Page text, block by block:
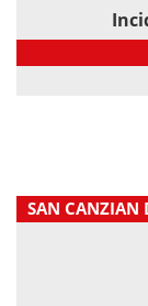
SAN CANZIAN